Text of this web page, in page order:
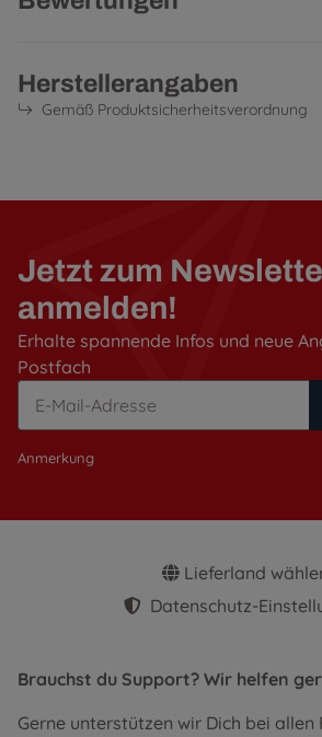
Herstellerangaben
Gemäß Produktsicherheitsverordnung
Jetzt zum
anmelden!
Erhalte spannende Infos und neue
Postfach
Anmerkung
Lieferland
Datenschutz-
Brauchst du Support? Wir helfen
Gerne unterstützen wir Dich bei allen